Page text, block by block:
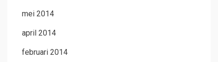
mei 2014
april 2014
februari 2014